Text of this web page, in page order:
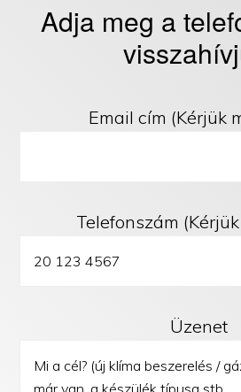
Adja meg a
Email cím (Kérjük
Telefonszám
Üzenet